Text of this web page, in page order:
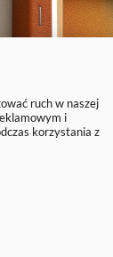
ruch w naszej
i
korzystania z